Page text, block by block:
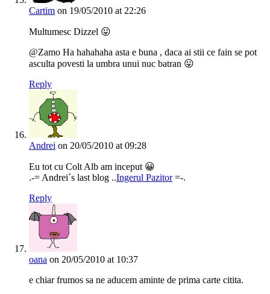
Cartim on 19/05/2010 at 22:26
Multumesc Dizzel 😛
@Zamo Ha hahahaha asta e buna , daca ai stii ce fain se pot
asculta povesti la umbra unui nuc batran 😛
Reply
Andrei on 20/05/2010 at 09:28
Eu tot cu Colt Alb am inceput 😀
.-= Andrei´s last blog ..Ingerul Pazitor=-.
Reply
oana on 20/05/2010 at 10:37
e chiar frumos sa ne aducem aminte de prima carte citita.